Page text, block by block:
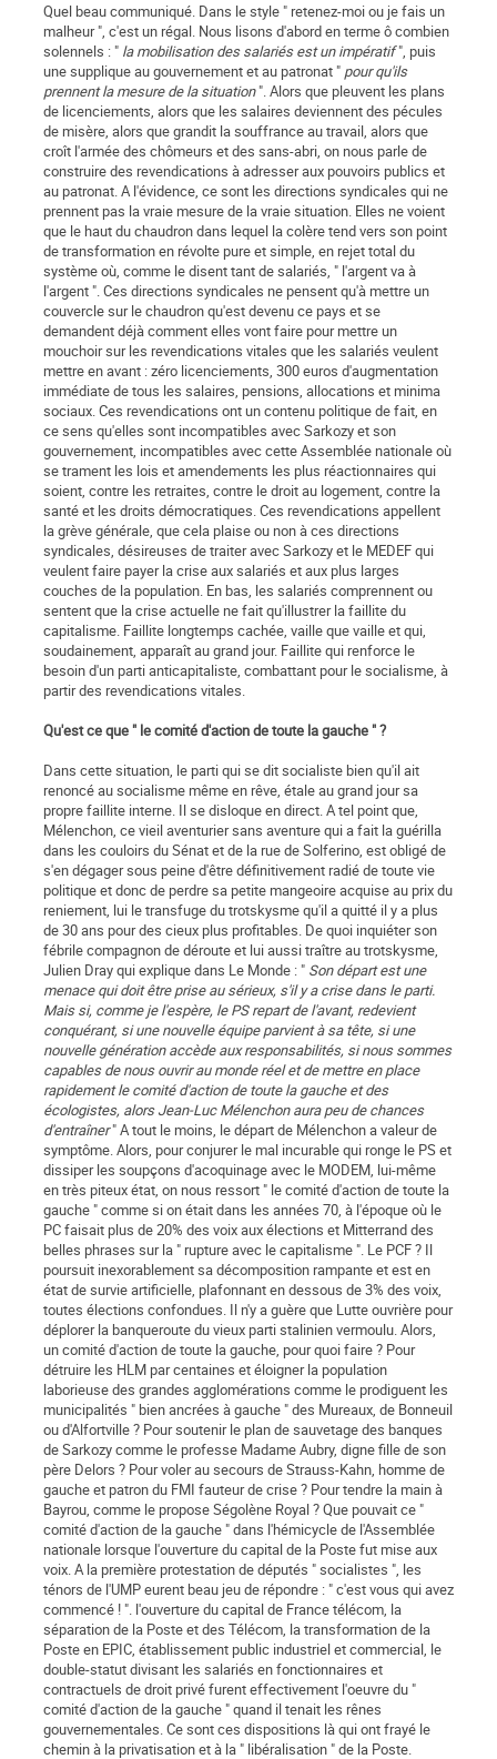
Quel beau communiqué. Dans le style " retenez-moi ou je fais un
malheur ", c'est un régal. Nous lisons d'abord en terme ô combien
solennels : " la mobilisation des salariés est un impératif", puis
une supplique au gouvernement et au patronat " pour qu'ils
prennent la mesure de la situation". Alors que pleuvent les plans
de licenciements, alors que les salaires deviennent des pécules
de misère, alors que grandit la souffrance au travail, alors que
croît l'armée des chômeurs et des sans-abri, on nous parle de
construire des revendications à adresser aux pouvoirs publics et
au patronat. A l'évidence, ce sont les directions syndicales qui ne
prennent pas la vraie mesure de la vraie situation. Elles ne voient
que le haut du chaudron dans lequel la colère tend vers son point
de transformation en révolte pure et simple, en rejet total du
système où, comme le disent tant de salariés, " l'argent va à
l'argent ". Ces directions syndicales ne pensent qu'à mettre un
couvercle sur le chaudron qu'est devenu ce pays et se
demandent déjà comment elles vont faire pour mettre un
mouchoir sur les revendications vitales que les salariés veulent
mettre en avant : zéro licenciements, 300 euros d'augmentation
immédiate de tous les salaires, pensions, allocations et minima
sociaux. Ces revendications ont un contenu politique de fait, en
ce sens qu'elles sont incompatibles avec Sarkozy et son
gouvernement, incompatibles avec cette Assemblée nationale où
se trament les lois et amendements les plus réactionnaires qui
soient, contre les retraites, contre le droit au logement, contre la
santé et les droits démocratiques. Ces revendications appellent
la grève générale, que cela plaise ou non à ces directions
syndicales, désireuses de traiter avec Sarkozy et le MEDEF qui
veulent faire payer la crise aux salariés et aux plus larges
couches de la population. En bas, les salariés comprennent ou
sentent que la crise actuelle ne fait qu'illustrer la faillite du
capitalisme. Faillite longtemps cachée, vaille que vaille et qui,
soudainement, apparaît au grand jour. Faillite qui renforce le
besoin d'un parti anticapitaliste, combattant pour le socialisme, à
partir des revendications vitales.
Qu'est ce que " le comité d'action de toute la gauche " ?
Dans cette situation, le parti qui se dit socialiste bien qu'il ait
renoncé au socialisme même en rêve, étale au grand jour sa
propre faillite interne. Il se disloque en direct. A tel point que,
Mélenchon, ce vieil aventurier sans aventure qui a fait la guérilla
dans les couloirs du Sénat et de la rue de Solferino, est obligé de
s'en dégager sous peine d'être définitivement radié de toute vie
politique et donc de perdre sa petite mangeoire acquise au prix du
reniement, lui le transfuge du trotskysme qu'il a quitté il y a plus
de 30 ans pour des cieux plus profitables. De quoi inquiéter son
fébrile compagnon de déroute et lui aussi traître au trotskysme,
Julien Dray qui explique dans Le Monde : " Son départ est une
menace qui doit être prise au sérieux, s'il y a crise dans le parti.
Mais si, comme je l'espère, le PS repart de l'avant, redevient
conquérant, si une nouvelle équipe parvient à sa tête, si une
nouvelle génération accède aux responsabilités, si nous sommes
capables de nous ouvrir au monde réel et de mettre en place
rapidement le comité d'action de toute la gauche et des
écologistes, alors Jean-Luc Mélenchon aura peu de chances
d'entraîner" A tout le moins, le départ de Mélenchon a valeur de
symptôme. Alors, pour conjurer le mal incurable qui ronge le PS et
dissiper les soupçons d'acoquinage avec le MODEM, lui-même
en très piteux état, on nous ressort " le comité d'action de toute la
gauche " comme si on était dans les années 70, à l'époque où le
PC faisait plus de 20% des voix aux élections et Mitterrand des
belles phrases sur la " rupture avec le capitalisme ". Le PCF ? Il
poursuit inexorablement sa décomposition rampante et est en
état de survie artificielle, plafonnant en dessous de 3% des voix,
toutes élections confondues. Il n'y a guère que Lutte ouvrière pour
déplorer la banqueroute du vieux parti stalinien vermoulu. Alors,
un comité d'action de toute la gauche, pour quoi faire ? Pour
détruire les HLM par centaines et éloigner la population
laborieuse des grandes agglomérations comme le prodiguent les
municipalités " bien ancrées à gauche " des Mureaux, de Bonneuil
ou d'Alfortville ? Pour soutenir le plan de sauvetage des banques
de Sarkozy comme le professe Madame Aubry, digne fille de son
père Delors ? Pour voler au secours de Strauss-Kahn, homme de
gauche et patron du FMI fauteur de crise ? Pour tendre la main à
Bayrou, comme le propose Ségolène Royal ? Que pouvait ce "
comité d'action de la gauche " dans l'hémicycle de l'Assemblée
nationale lorsque l'ouverture du capital de la Poste fut mise aux
voix. A la première protestation de députés " socialistes ", les
ténors de l'UMP eurent beau jeu de répondre : " c'est vous qui avez
commencé ! ". l'ouverture du capital de France télécom, la
séparation de la Poste et des Télécom, la transformation de la
Poste en EPIC, établissement public industriel et commercial, le
double-statut divisant les salariés en fonctionnaires et
contractuels de droit privé furent effectivement l'oeuvre du "
comité d'action de la gauche " quand il tenait les rênes
gouvernementales. Ce sont ces dispositions là qui ont frayé le
chemin à la privatisation et à la " libéralisation " de la Poste.